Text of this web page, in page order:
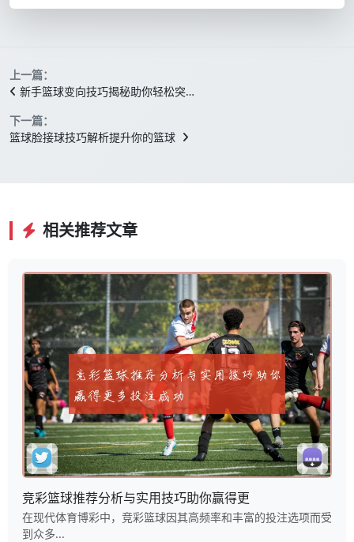
上一篇：
新手篮球变向技巧揭秘助你轻松突…
下一篇：
篮球脸接球技巧解析提升你的篮球
相关推荐文章
竞彩篮球推荐分析与实用技巧助你赢得更
在现代体育博彩中，竞彩篮球因其高频率和丰富的投注选项而受
到众多...